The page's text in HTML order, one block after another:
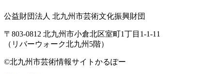
公益財団法人 北九州市芸術文化振興財団
〒803-0812 北九州市小倉北区室町1丁目1-1-11
（リバーウォーク北九州5階）
©北九州市芸術情報サイトかるぽー